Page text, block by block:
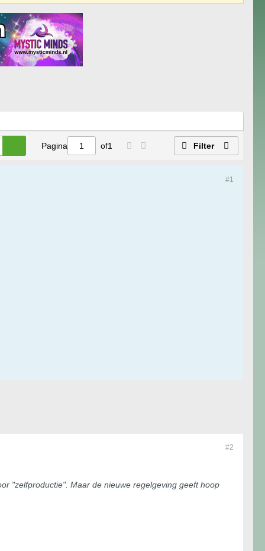
Pagina of1 Filter
#1
#2
"zelfproductie". Maar de nieuwe regelgeving geeft hoop